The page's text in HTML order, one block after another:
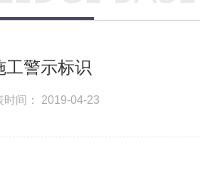
工警示标识
时间： 2019-04-23